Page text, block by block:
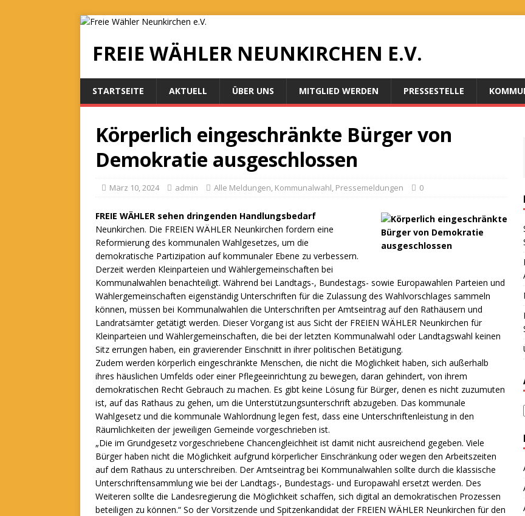
FREIE WÄHLER NEUNKIRCHEN E.V.
STARTSEITE AKTUELL ÜBER UNS MITGLIED WERDEN PRESSESTELLE
Körperlich eingeschränkte Bürger von
Demokratie ausgeschlossen
März 10, 2024 admin Alle Meldungen, Kommunalwahl, Pressemeldungen 0
FREIE WÄHLER sehen dringenden Handlungsbedarf
Neunkirchen. Die FREIEN WÄHLER Neunkirchen fordern eine
Reformierung des kommunalen Wahlgesetzes, um die
demokratische Partizipation auf kommunaler Ebene zu verbessern.
Derzeit werden Kleinparteien und Wählergemeinschaften bei
Kommunalwahlen benachteiligt. Während bei Landtags-, Bundestags- sowie Europawahlen Parteien und
Wählergemeinschaften eigenständig Unterschriften für die Zulassung des Wahlvorschlages sammeln
können, müssen bei Kommunalwahlen die Unterschriften per Amtseintrag auf den Rathäusern und
Landratsämter getätigt werden. Dieser Vorgang ist aus Sicht der FREIEN WÄHLER Neunkirchen für
Kleinparteien und Wählergemeinschaften, die bei der letzten Kommunalwahl oder Landtagswahl keinen
Sitz errungen haben, ein gravierender Einschnitt in ihrer politischen Betätigung.
Zudem werden körperlich eingeschränkte Menschen, die nicht die Möglichkeit haben, sich außerhalb
ihres häuslichen Umfelds oder einer Pflegeeinrichtung zu bewegen, daran gehindert, von ihrem
demokratischen Recht Gebrauch zu machen. Es gibt keine Lösung für Bürger, denen es nicht zuzumuten
ist, auf das Rathaus zu gehen, um die Unterstützungsunterschrift abzugeben. Das kommunale
Wahlgesetz und die kommunale Wahlordnung legen fest, dass eine Unterschriftenleistung in den
Räumlichkeiten der jeweiligen Gemeinde vorgeschrieben ist.
„Die im Grundgesetz vorgeschriebene Chancengleichheit ist damit nicht ausreichend gegeben. Viele
Bürger haben nicht die Möglichkeit aufgrund körperlicher Einschränkung oder wegen den Arbeitszeiten
auf dem Rathaus zu unterschreiben. Der Amtseintrag bei Kommunalwahlen sollte durch die klassische
Unterschriftensammlung wie bei der Landtags-, Bundestags- und Europawahl ersetzt werden. Des
Weiteren sollte die Landesregierung die Möglichkeit schaffen, sich digital an demokratischen Prozessen
beteiligen zu können.“ So der Vorsitzende und Spitzenkandidat der FREIEN WÄHLER Neunkirchen für den